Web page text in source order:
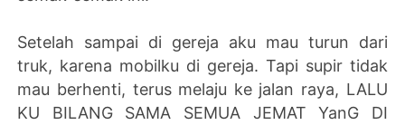
Setelah sampai di gereja aku mau turun dari
truk, karena mobilku di gereja. Tapi supir tidak
mau berhenti, terus melaju ke jalan raya, LALU
KU BILANG SAMA SEMUA JEMAT YanG DI